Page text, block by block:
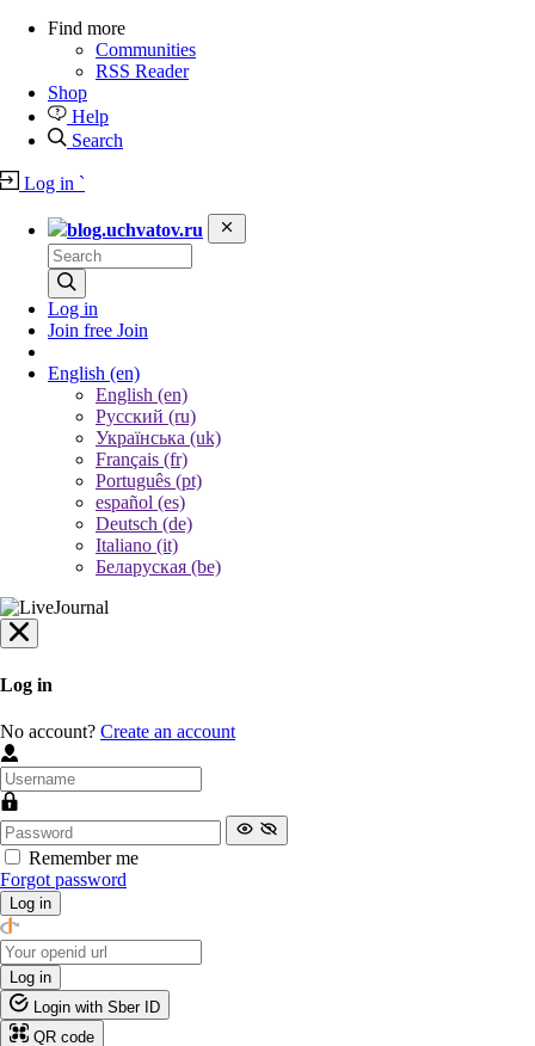
Find more
Communities
RSS Reader
Shop
Help
Search
Log in `
blog.uchvatov.ru
Log in
Join free Join
English (en)
English (en)
Русский (ru)
Українська (uk)
Français (fr)
Português (pt)
español (es)
Deutsch (de)
Italiano (it)
Беларуская (be)
Log in
No account? Create an account
Remember me
Forgot password
Log in
Log in
Login with Sber ID
QR code